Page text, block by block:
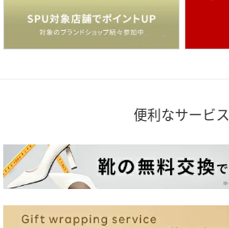
便利なサービス